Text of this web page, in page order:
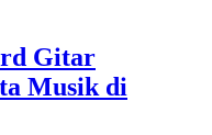
Gitar
Musik di